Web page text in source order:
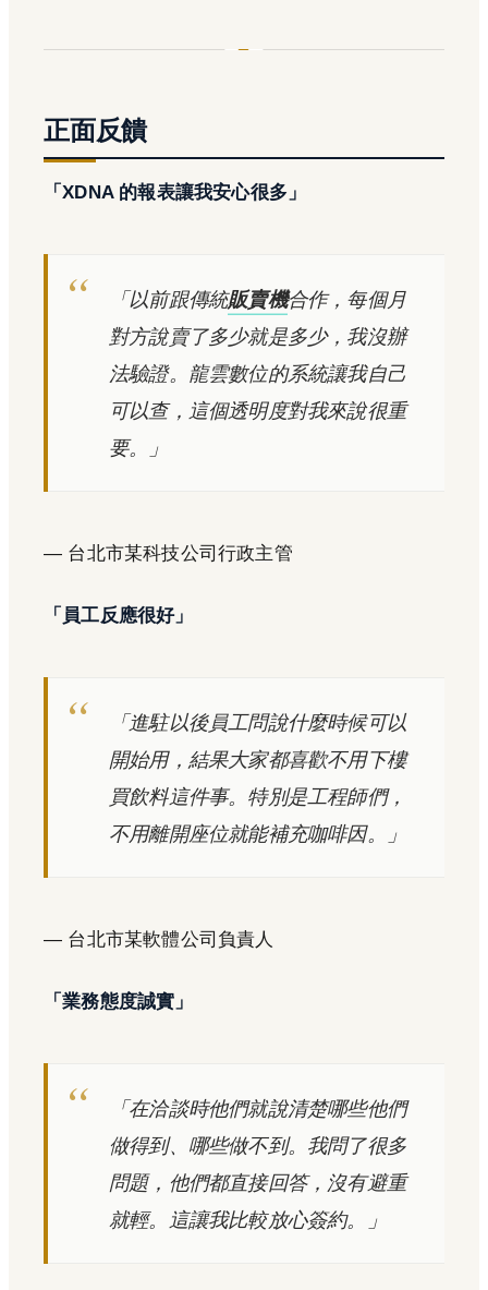
正面反饋
「XDNA 的報表讓我安心很多」
「以前跟傳統販賣機合作，每個月
對方說賣了多少就是多少，我沒辦
法驗證。龍雲數位的系統讓我自己
可以查，這個透明度對我來說很重
要。」
— 台北市某科技公司行政主管
「員工反應很好」
「進駐以後員工問說什麼時候可以
開始用，結果大家都喜歡不用下樓
買飲料這件事。特別是工程師們，
不用離開座位就能補充咖啡因。」
— 台北市某軟體公司負責人
「業務態度誠實」
「在洽談時他們就說清楚哪些他們
做得到、哪些做不到。我問了很多
問題，他們都直接回答，沒有避重
就輕。這讓我比較放心簽約。」